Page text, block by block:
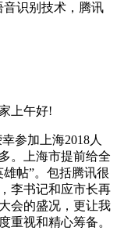
识别技术，腾讯
上午好!
参加上海2018人
。上海市提前给全
帖”。包括腾讯很
李书记和应市长再
会的盛况，更让我
重视和精心筹备。